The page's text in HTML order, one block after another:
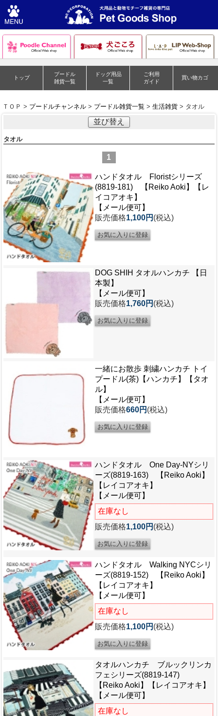
トップ
プードル
雑貨一覧
ドッグ用品
一覧
ご利用
ガイド
買い物カゴ
ＴＯＰ > プードルチャンネル > プードル雑貨一覧 > 生活雑貨 > タオル
並び替え
タオル
1
ハンドタオル Floristシリーズ
(8819-181) 【Reiko Aoki】【レ
イコアオキ】
【メール便可】
販売価格1,100円 (税込)
DOG SHIH タオルハンカチ 【日
本製】
【メール便可】
販売価格1,760円 (税込)
一緒にお散歩 刺繍ハンカチ トイ
プードル(茶)【ハンカチ】【タオ
ル】
【メール便可】
販売価格660円 (税込)
ハンドタオル One Day-NYシリ
ーズ(8819-163) 【Reiko Aoki】
【レイコアオキ】
【メール便可】
在庫なし
販売価格1,100円 (税込)
ハンドタオル Walking NYCシリ
ーズ(8819-152) 【Reiko Aoki】
【レイコアオキ】
【メール便可】
在庫なし
販売価格1,100円 (税込)
タオルハンカチ ブルックリンカ
フェシリーズ(8819-147)
【Reiko Aoki】【レイコアオキ】
【メール便可】
在庫なし